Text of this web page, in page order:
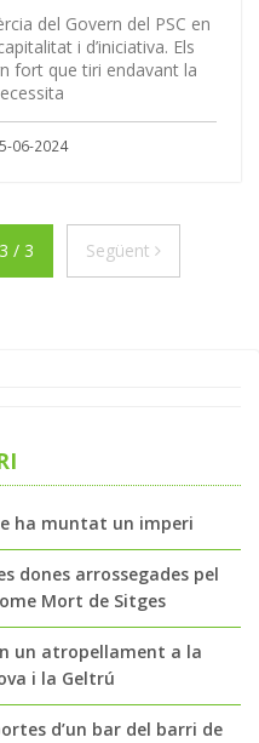
del Govern del PSC en
i d’iniciativa. Els
fort que tiri endavant la
06-2024
/ 3 Següent
ha muntat un imperi
dones arrossegades pel
Mort de Sitges
un atropellament a la
i la Geltrú
d’un bar del barri de